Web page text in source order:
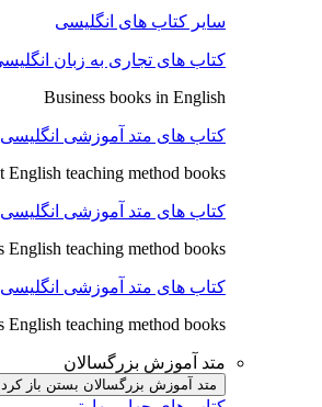
سایر کتاب های انگلیسی
کتاب های تجاری به زبان
Business books in English
کتاب های متد آموزشی انگلیسی
English teaching method books
کتاب های متد آموزشی انگلیسی
English teaching method books
کتاب های متد آموزشی
English teaching method books
متد آموزش بزرگسالان
متد آموزش بزرگسالان بستن باز